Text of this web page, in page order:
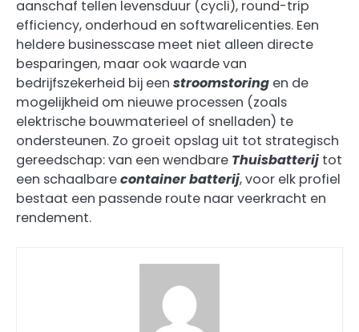
aanschaf tellen levensduur (cycli), round-trip
efficiency, onderhoud en softwarelicenties. Een
heldere businesscase meet niet alleen directe
besparingen, maar ook waarde van
bedrijfszekerheid bij een stroomstoring en de
mogelijkheid om nieuwe processen (zoals
elektrische bouwmaterieel of snelladen) te
ondersteunen. Zo groeit opslag uit tot strategisch
gereedschap: van een wendbare Thuisbatterij tot
een schaalbarecontainer batterij, voor elk profiel
bestaat een passende route naar veerkracht en
rendement.